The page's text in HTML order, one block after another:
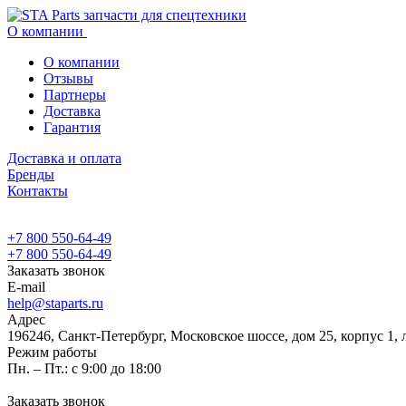
О компании
О компании
Отзывы
Партнеры
Доставка
Гарантия
Доставка и оплата
Бренды
Контакты
+7 800 550-64-49
+7 800 550-64-49
Заказать звонок
E-mail
help@staparts.ru
Адрес
196246, Санкт-Петербург, Московское шоссе, дом 25, корпус 1,
Режим работы
Пн. – Пт.: с 9:00 до 18:00
Заказать звонок